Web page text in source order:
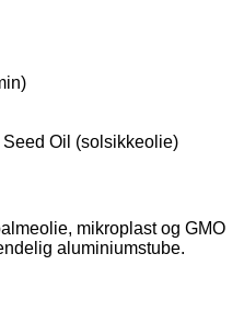
Oil (solsikkeolie)
mikroplast og GMO
aluminiumstube.